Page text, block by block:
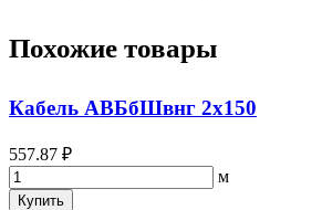
Похожие товары
Кабель АВБбШвнг 2х150
557.87 ₽
м
Купить